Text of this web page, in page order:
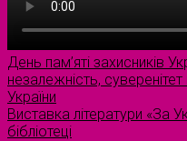
День пам’яті захисників
незалежність, суверенітет
України
Виставка літератури «За
бібліотеці